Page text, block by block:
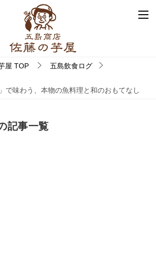
屋 TOP
五島飲食ログ
で味わう、本物の魚料理と和のおもてなし
記事一覧